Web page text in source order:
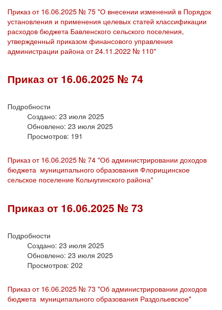
Приказ от 16.06.2025 № 75 "О внесении изменений в Порядок
установления и применения целевых статей классификации
расходов бюджета Бавленского сельского поселения,
утвержденный приказом финансового управления
администрации района от 24.11.2022 № 110"
Приказ от 16.06.2025 № 74
Подробности
Создано: 23 июля 2025
Обновлено: 23 июля 2025
Просмотров: 191
Приказ от 16.06.2025 № 74 "Об администрировании доходов
бюджета муниципального образования Флорищинское
сельское поселение Кольчугинского района"
Приказ от 16.06.2025 № 73
Подробности
Создано: 23 июля 2025
Обновлено: 23 июля 2025
Просмотров: 202
Приказ от 16.06.2025 № 73 "Об администрировании доходов
бюджета муниципального образования Раздольевское"